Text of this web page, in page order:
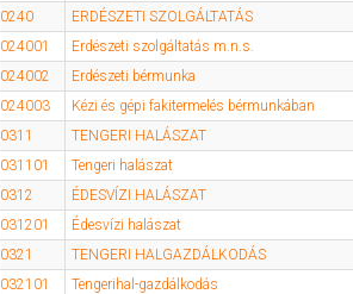
0240
ERDÉSZETI SZOLGÁLTATÁS
024001
Erdészeti szolgáltatás m.n.s.
024002
Erdészeti bérmunka
024003
Kézi és gépi fakitermelés bérmunkában
0311
TENGERI HALÁSZAT
031101
Tengeri halászat
0312
ÉDESVÍZI HALÁSZAT
031201
Édesvízi halászat
0321
TENGERI HALGAZDÁLKODÁS
032101
Tengerihal-gazdálkodás